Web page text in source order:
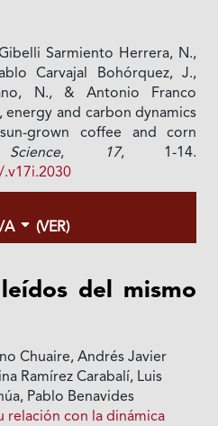
Sarmiento Herrera, N.,
Carvajal Bohórquez, J.,
N., & Antonio Franco
energy and carbon dynamics
grown coffee and corn
, 17, 1-14.
A (VER)
del mismo
Chuaire, Andrés Javier
Ramírez Carabalí, Luis
Pablo Benavides
relación con la dinámica